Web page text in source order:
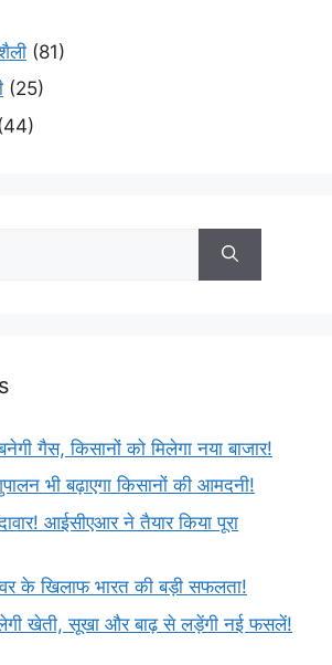
(81)
(25)
गैस, किसानों को मिलेगा नया बाजार!
भी बढ़ाएगा किसानों की आमदनी!
आईसीएआर ने तैयार किया पूरा
के खिलाफ भारत की बड़ी सफलता!
खेती, सूखा और बाढ़ से लड़ेंगी नई फसलें!